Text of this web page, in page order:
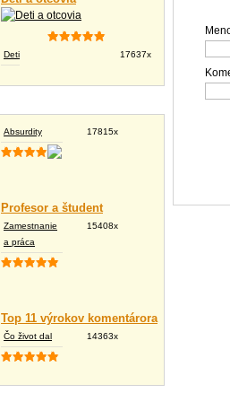
Deti 17637x
Absurdity 17815x
Profesor a študent
Zamestnanie
a práca
15408x
Top 11 výrokov komentárora
Čo život dal 14363x